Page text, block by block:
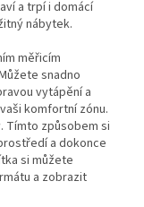
a trpí i domácí
nábytek.
měřicím
snadno
vytápění a
komfortní zónu.
Tímto způsobem si
a dokonce
si můžete
a zobrazit